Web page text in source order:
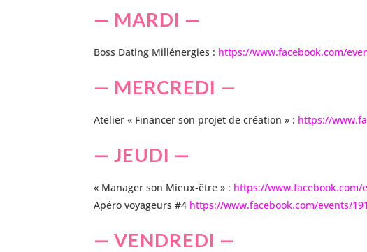
— MARDI —
Boss Dating Millénergies : https://www.facebook.com/
— MERCREDI —
Atelier « Financer son projet de création » : https://
— JEUDI —
« Manager son Mieux-être » : https://www.facebook.com/
Apéro voyageurs #4 https://www.facebook.com/events/
— VENDREDI —